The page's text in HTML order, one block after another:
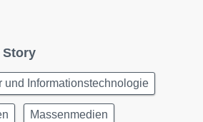
Story
und Informationstechnologie
Massenmedien